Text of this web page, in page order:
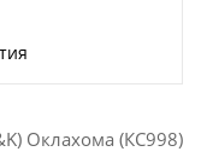
Оклахома (КС998)